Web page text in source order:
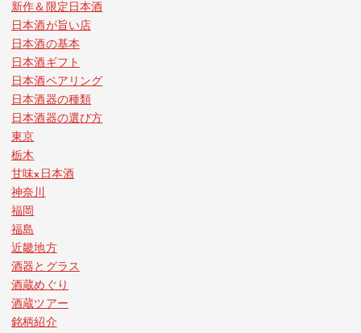
新作＆限定日本酒
日本酒が旨い店
日本酒の基本
日本酒ギフト
日本酒ペアリング
日本酒器の種類
日本酒器の選び方
東京
栃木
甘味x日本酒
神奈川
福岡
福島
近畿地方
酒器とグラス
酒蔵めぐり
酒蔵ツアー
銘柄紹介